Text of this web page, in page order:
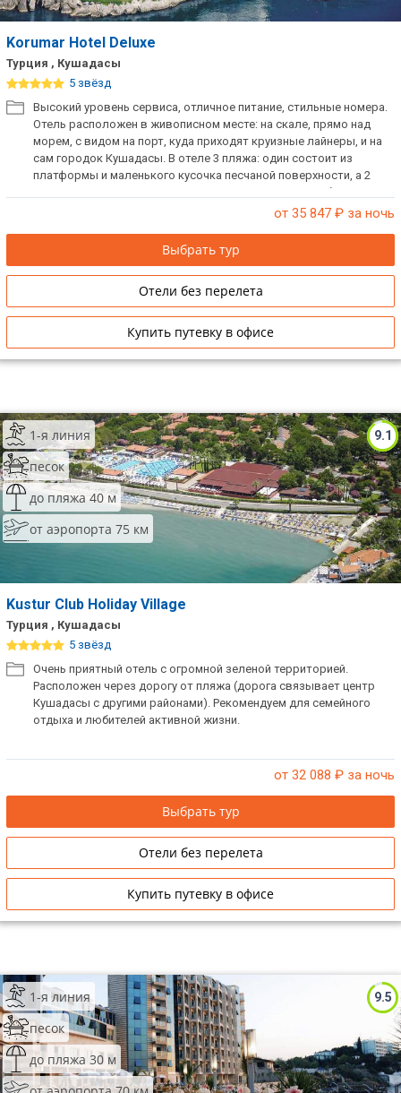
Korumar Hotel Deluxe
Турция , Кушадасы
5 звёзд
Высокий уровень сервиса, отличное питание, стильные номера.
Отель расположен в живописном месте: на скале, прямо над
морем, с видом на порт, куда приходят круизные лайнеры, и на
сам городок Кушадасы. В отеле 3 пляжа: один состоит из
платформы и маленького кусочка песчаной поверхности, а 2
других – с лестницами, спускающимися в море, вырублены в
от 35 847 ₽ за ночь
Выбрать тур
Отели без перелета
Купить путевку в офисе
9.1
1-я линия
песок
до пляжа 40 м
от аэропорта 75 км
Kustur Club Holiday Village
Турция , Кушадасы
5 звёзд
Очень приятный отель с огромной зеленой территорией.
Расположен через дорогу от пляжа (дорога связывает центр
Кушадасы с другими районами). Рекомендуем для семейного
отдыха и любителей активной жизни.
от 32 088 ₽ за ночь
Выбрать тур
Отели без перелета
Купить путевку в офисе
9.5
1-я линия
песок
до пляжа 30 м